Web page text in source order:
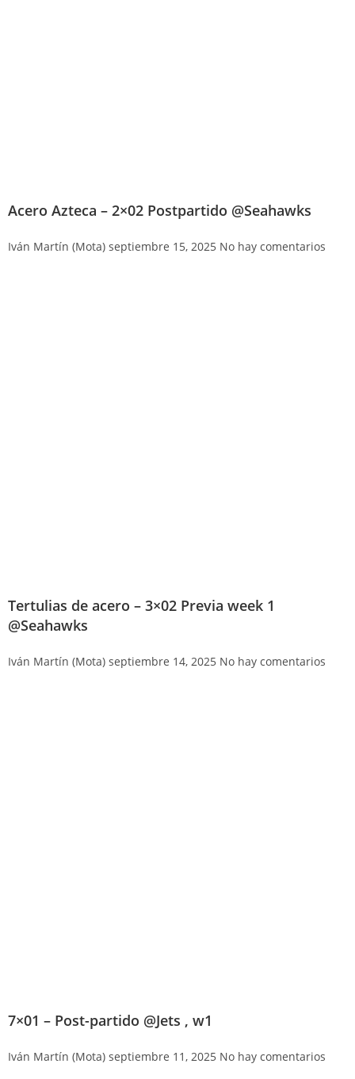
Acero Azteca – 2×02 Postpartido @Seahawks
Iván Martín (Mota) septiembre 15, 2025 No hay comentarios
Tertulias de acero – 3×02 Previa week 1
@Seahawks
Iván Martín (Mota) septiembre 14, 2025 No hay comentarios
7×01 – Post-partido @Jets , w1
Iván Martín (Mota) septiembre 11, 2025 No hay comentarios